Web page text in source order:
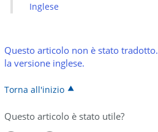
Inglese
Questo articolo non è stato
la versione inglese.
Torna all'inizio
Questo articolo è stato utile?